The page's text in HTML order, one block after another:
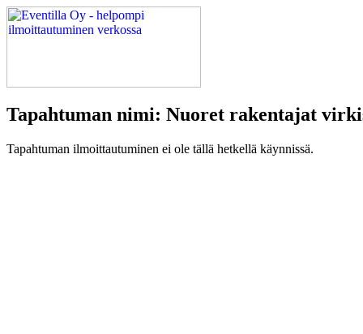
Tapahtuman nimi: Nuoret rakentajat
Tapahtuman ilmoittautuminen ei ole tällä hetkellä käynnissä.